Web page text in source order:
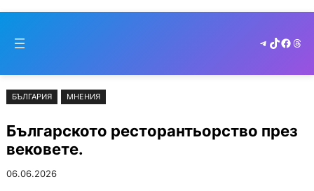
съдържанието
to
Telegram
TikTok
БЪЛГАРИЯ МНЕНИЯ
Българското ресторантьорство през
вековете.
06.06.2026